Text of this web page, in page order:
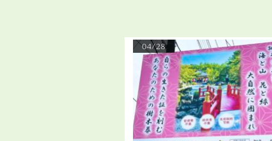
04/28